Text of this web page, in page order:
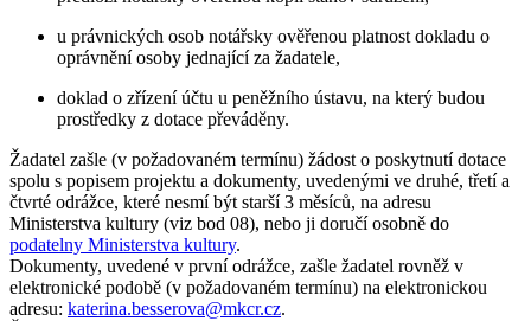
u právnických osob notářsky ověřenou platnost dokladu o
oprávnění osoby jednající za žadatele,
doklad o zřízení účtu u peněžního ústavu, na který budou
prostředky z dotace převáděny.
Žadatel zašle (v požadovaném termínu) žádost o poskytnutí dotace
spolu s popisem projektu a dokumenty, uvedenými ve druhé, třetí a
čtvrté odrážce, které nesmí být starší 3 měsíců, na adresu
Ministerstva kultury (viz bod 08), nebo ji doručí osobně do
podatelny Ministerstva kultury.
Dokumenty, uvedené v první odrážce, zašle žadatel rovněž v
elektronické podobě (v požadovaném termínu) na elektronickou
adresu: katerina.besserova@mkcr.cz.